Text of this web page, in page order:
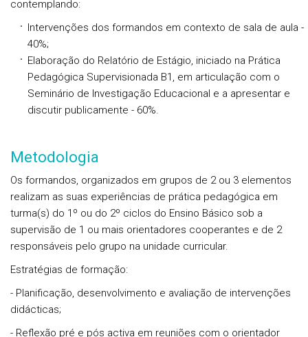
contemplando:
Intervenções dos formandos em contexto de sala de aula -
40%;
Elaboração do Relatório de Estágio, iniciado na Prática
Pedagógica Supervisionada B1, em articulação com o
Seminário de Investigação Educacional e a apresentar e
discutir publicamente - 60%.
Metodologia
Os formandos, organizados em grupos de 2 ou 3 elementos
realizam as suas experiências de prática pedagógica em
turma(s) do 1º ou do 2º ciclos do Ensino Básico sob a
supervisão de 1 ou mais orientadores cooperantes e de 2
responsáveis pelo grupo na unidade curricular.
Estratégias de formação:
- Planificação, desenvolvimento e avaliação de intervenções
didácticas;
- Reflexão pré e pós activa em reuniões com o orientador